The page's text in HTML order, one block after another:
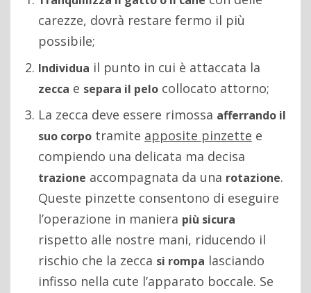
carezze, dovrà restare fermo il più
possibile;
Individua il punto in cui è attaccata la
zecca e separa il pelo collocato attorno;
La zecca deve essere rimossa afferrando il
suo corpo tramite apposite pinzette e
compiendo una delicata ma decisa
trazione accompagnata da una rotazione.
Queste pinzette consentono di eseguire
l’operazione in maniera più sicura
rispetto alle nostre mani, riducendo il
rischio che la zecca si rompa lasciando
infisso nella cute l’apparato boccale. Se